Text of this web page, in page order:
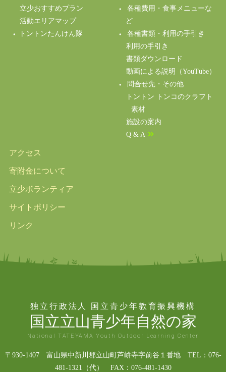
立少おすすめプラン
活動エリアマップ
トントンたんけん隊
各種費用・食事メニューな
ど
各種書類・利用の手引き
利用の手引き
書類ダウンロード
動画による説明（YouTube）
問合せ先・その他
トントン トンコのクラフト
素材
施設の案内
Q & A
アクセス
寄附金について
立少ボランティア
サイトポリシー
リンク
独立行政法人 国立青少年教育振興機構
国立立山青少年自然の家
National TATEYAMA Youth Outdoor Learning Center
〒930-1407 富山県中新川郡立山町芦峅寺字前谷１番地 TEL：076-
481-1321（代） FAX：076-481-1430